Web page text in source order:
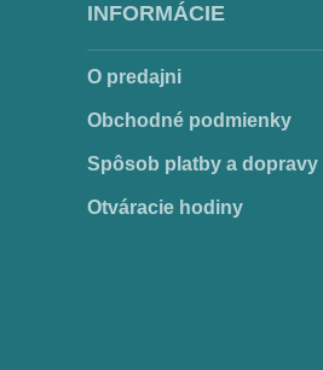
7,99€
INFORMÁCIE
O predajni
Obchodné podmienky
Spôsob platby a dopravy
Otváracie hodiny